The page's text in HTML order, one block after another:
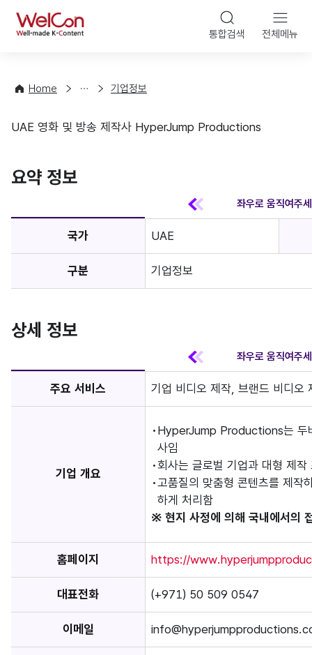
WelCon 통합검색 전체메뉴
Home
컨
팅
해
기
정
기업정보
기업정보
UAE 영화 및 방송 제작사 HyperJump Productions
요약 정보
국가 UAE
구분 기업정보
상세 정보
주요 서비스 기업 비디오 제작, 브랜드 비디오
기업 개요
HyperJump Productions는 두
사임
회사는 글로벌 기업과 대형 제
고품질의 맞춤형 콘텐츠를 제작
하게 처리함
※ 현지 사정에 의해 국내에서의
홈페이지 https://
대표전화 (+971) 50 509 0547
이메일